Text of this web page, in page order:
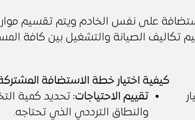
على نفس الخادم ويتم تقسيم موارد
الصيانة والتشغيل بين كافة
كيفية اختيار خطة الاستضافة
تقييم الاحتياجات: تحديد كمية
والنطاق الترددي الذي تحتاجه.